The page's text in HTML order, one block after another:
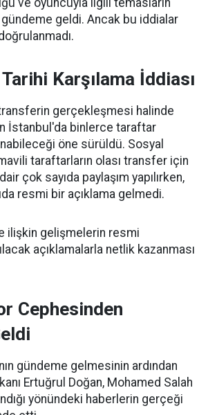
ve oyuncuyla ilgili temasların
geldi. Ancak bu iddialar
Karşılama İddiası
gerçekleşmesi halinde
İstanbul'da binlerce taraftar
öne sürüldü. Sosyal
taraftarların olası transfer için
dair çok sayıda paylaşım yapılırken,
resmi bir açıklama gelmedi.
ilişkin gelişmelerin resmi
açıklamalarla netlik kazanması
Cephesinden
gündeme gelmesinin ardından
Ertuğrul Doğan, Mohamed Salah
yönündeki haberlerin gerçeği